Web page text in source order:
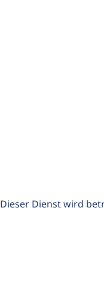
Dieser Dienst wird